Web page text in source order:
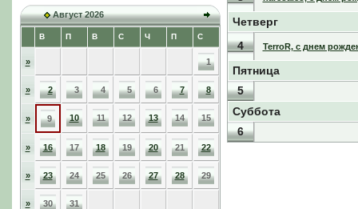
Август 2026
В П В С Ч П С
» 1
» 2 3 4 5 6 7 8
» 9 10 11 12 13 14 15
» 16 17 18 19 20 21 22
» 23 24 25 26 27 28 29
» 30 31
Четверг
4
TerroR, с днем
Пятница
5
Суббота
6